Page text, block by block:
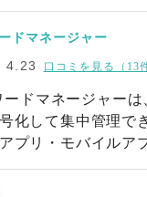
ドマネージャー
4.23
口コミを見る（13
ドマネージャー
集中管理できるツールです
プリ・モバイルア
ーザーのパス